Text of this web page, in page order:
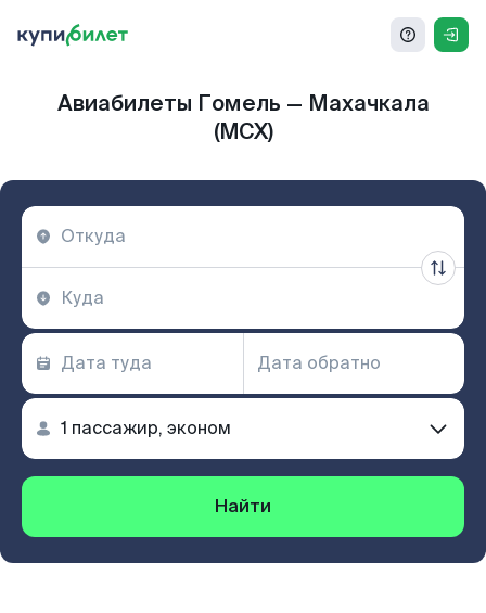
Авиабилеты Гомель — Махачкала
(MCX)
Найти